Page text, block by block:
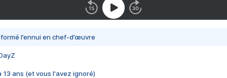
l’ennui en chef-d’œuvre
13 ans (et vous l'avez ignoré)